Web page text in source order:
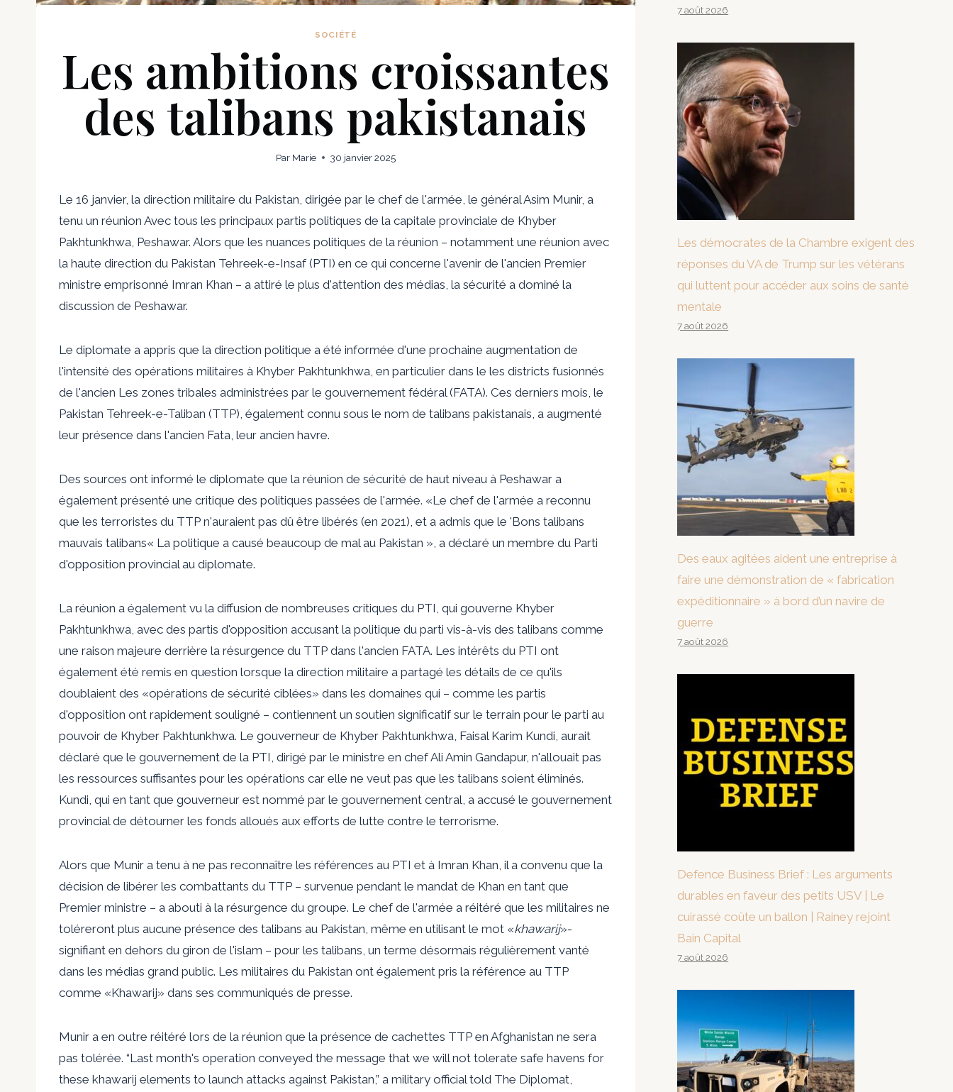
SOCIÉTÉ
Les ambitions croissantes
des talibans pakistanais
Par Marie 30 janvier 2025
Le 16 janvier, la direction militaire du Pakistan, dirigée par le chef de l'armée, le général Asim Munir, a
tenu un réunion Avec tous les principaux partis politiques de la capitale provinciale de Khyber
Pakhtunkhwa, Peshawar. Alors que les nuances politiques de la réunion – notamment une réunion avec
la haute direction du Pakistan Tehreek-e-Insaf (PTI) en ce qui concerne l'avenir de l'ancien Premier
ministre emprisonné Imran Khan – a attiré le plus d'attention des médias, la sécurité a dominé la
discussion de Peshawar.
Le diplomate a appris que la direction politique a été informée d'une prochaine augmentation de
l'intensité des opérations militaires à Khyber Pakhtunkhwa, en particulier dans le les districts fusionnés
de l'ancien Les zones tribales administrées par le gouvernement fédéral (FATA). Ces derniers mois, le
Pakistan Tehreek-e-Taliban (TTP), également connu sous le nom de talibans pakistanais, a augmenté
leur présence dans l'ancien Fata, leur ancien havre.
Des sources ont informé le diplomate que la réunion de sécurité de haut niveau à Peshawar a
également présenté une critique des politiques passées de l'armée. «Le chef de l'armée a reconnu
que les terroristes du TTP n'auraient pas dû être libérés (en 2021 ), et a admis que le 'Bons talibans
mauvais talibans« La politique a causé beaucoup de mal au Pakistan », a déclaré un membre du Parti
d'opposition provincial au diplomate.
La réunion a également vu la diffusion de nombreuses critiques du PTI, qui gouverne Khyber
Pakhtunkhwa, avec des partis d'opposition accusant la politique du parti vis-à-vis des talibans comme
une raison majeure derrière la résurgence du TTP dans l'ancien FATA. Les intérêts du PTI ont
également été remis en question lorsque la direction militaire a partagé les détails de ce qu'ils
doublaient des «opérations de sécurité ciblées» dans les domaines qui – comme les partis
d'opposition ont rapidement souligné – contiennent un soutien significatif sur le terrain pour le parti au
pouvoir de Khyber Pakhtunkhwa. Le gouverneur de Khyber Pakhtunkhwa, Faisal Karim Kundi, aurait
déclaré que le gouvernement de la PTI, dirigé par le ministre en chef Ali Amin Gandapur, n'allouait pas
les ressources suffisantes pour les opérations car elle ne veut pas que les talibans soient éliminés.
Kundi, qui en tant que gouverneur est nommé par le gouvernement central, a accusé le gouvernement
provincial de détourner les fonds alloués aux efforts de lutte contre le terrorisme.
Alors que Munir a tenu à ne pas reconnaître les références au PTI et à Imran Khan, il a convenu que la
décision de libérer les combattants du TTP – survenue pendant le mandat de Khan en tant que
Premier ministre – a abouti à la résurgence du groupe. Le chef de l'armée a réitéré que les militaires ne
toléreront plus aucune présence des talibans au Pakistan, même en utilisant le mot «khawarij»-
signifiant en dehors du giron de l'islam – pour les talibans, un terme désormais régulièrement vanté
dans les médias grand public. Les militaires du Pakistan ont également pris la référence au TTP
comme «Khawarij» dans ses communiqués de presse.
Munir a en outre réitéré lors de la réunion que la présence de cachettes TTP en Afghanistan ne sera
pas tolérée. “Last month's operation conveyed the message that we will not tolerate safe havens for
these khawarij elements to launch attacks against Pakistan,” a military official told The Diplomat,
7 août 2026
Les démocrates de la Chambre exigent des
réponses du VA de Trump sur les vétérans
qui luttent pour accéder aux soins de santé
mentale
7 août 2026
Des eaux agitées aident une entreprise à
faire une démonstration de « fabrication
expéditionnaire » à bord d’un navire de
guerre
7 août 2026
Defence Business Brief : Les arguments
durables en faveur des petits USV | Le
cuirassé coûte un ballon | Rainey rejoint
Bain Capital
7 août 2026